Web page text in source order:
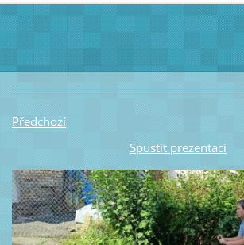
Předchozí
Spustit prezentaci